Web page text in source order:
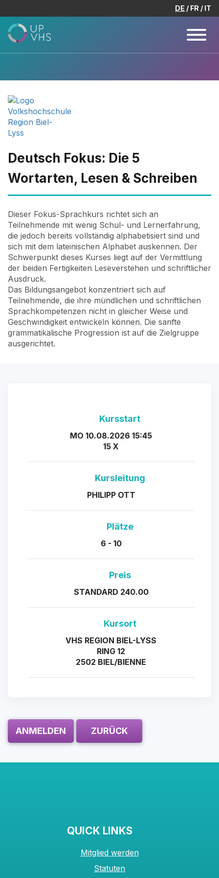
DE FR IT
Deutsch Fokus: Die 5
Wortarten, Lesen & Schreiben
Dieser Fokus-Sprachkurs richtet sich an
Teilnehmende mit wenig Schul- und Lernerfahrung,
die jedoch bereits vollständig alphabetisiert sind und
sich mit dem lateinischen Alphabet auskennen. Der
Schwerpunkt dieses Kurses liegt auf der Vermittlung
der beiden Fertigkeiten Leseverstehen und schriftlicher
Ausdruck.
Das Bildungsangebot konzentriert sich auf
Teilnehmende, die ihre mündlichen und schriftlichen
Sprachkompetenzen nicht in gleicher Weise und
Geschwindigkeit entwickeln können. Die sanfte
grammatikalische Progression ist auf die Zielgruppe
ausgerichtet.
Kursstart
MO 10.08.2026 15:45
15 X
Kursleitung
PHILIPP OTT
Plätze
6 - 10
Preis
STANDARD 240.00
Kursort
VHS REGION BIEL-LYSS
RING 12
2502 BIEL/BIENNE
ANMELDEN ZURÜCK
QUICK LINKS
Mitglied werden
Statuten